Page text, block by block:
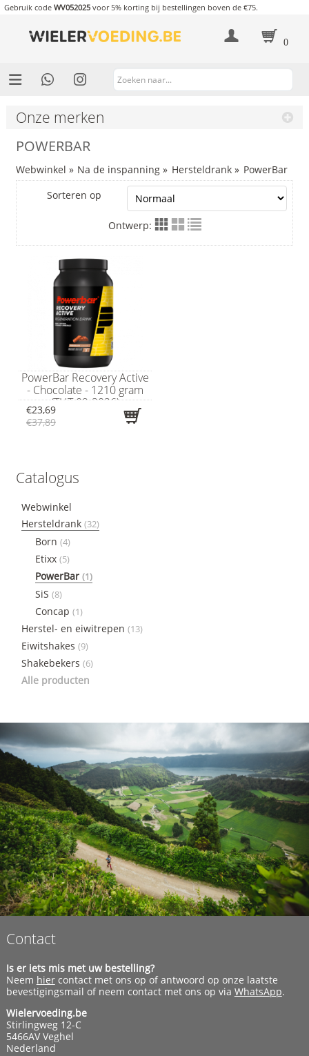
Gebruik code WV052025voor 5% korting bij bestellingen boven de €75.
0
Onze merken
POWERBAR
Webwinkel » Na de inspanning » Hersteldrank» PowerBar
Sorteren op
Ontwerp:
PowerBar Recovery Active
- Chocolate - 1210 gram
(THT 09-2026)
€23,69
€37,89
Catalogus
Webwinkel
Hersteldrank (32)
Born (4)
Etixx (5)
PowerBar (1)
SiS (8)
Concap (1)
Herstel- en eiwitrepen (13)
Eiwitshakes (9)
Shakebekers (6)
Alle producten
Contact
Is er iets mis met uw bestelling?
Neem hiercontact met ons op of antwoord op onze laatste
bevestigingsmail of neem contact met ons op via WhatsApp.
Wielervoeding.be
Stirlingweg 12-C
5466AV Veghel
Nederland